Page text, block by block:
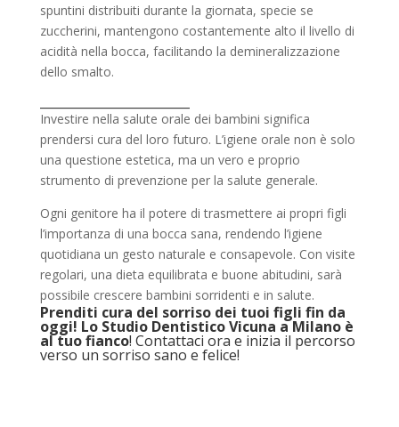
spuntini distribuiti durante la giornata, specie se
zuccherini, mantengono costantemente alto il livello di
acidità nella bocca, facilitando la demineralizzazione
dello smalto.
Investire nella salute orale dei bambini significa
prendersi cura del loro futuro. L’igiene orale non è solo
una questione estetica, ma un vero e proprio
strumento di prevenzione per la salute generale.
Ogni genitore ha il potere di trasmettere ai propri figli
l’importanza di una bocca sana, rendendo l’igiene
quotidiana un gesto naturale e consapevole. Con visite
regolari, una dieta equilibrata e buone abitudini, sarà
possibile crescere bambini sorridenti e in salute.
Prenditi cura del sorriso dei tuoi figli fin da
oggi! Lo Studio Dentistico Vicuna a Milano è
al tuo fianco! Contattaci ora e inizia il percorso
verso un sorriso sano e felice!